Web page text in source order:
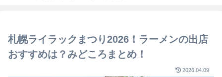
札幌ライラックまつり2026！ラーメンの出店
おすすめは？みどころまとめ！
2026.04.09